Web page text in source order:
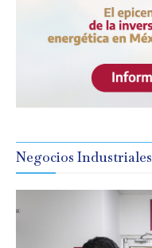
Negocios Industriales